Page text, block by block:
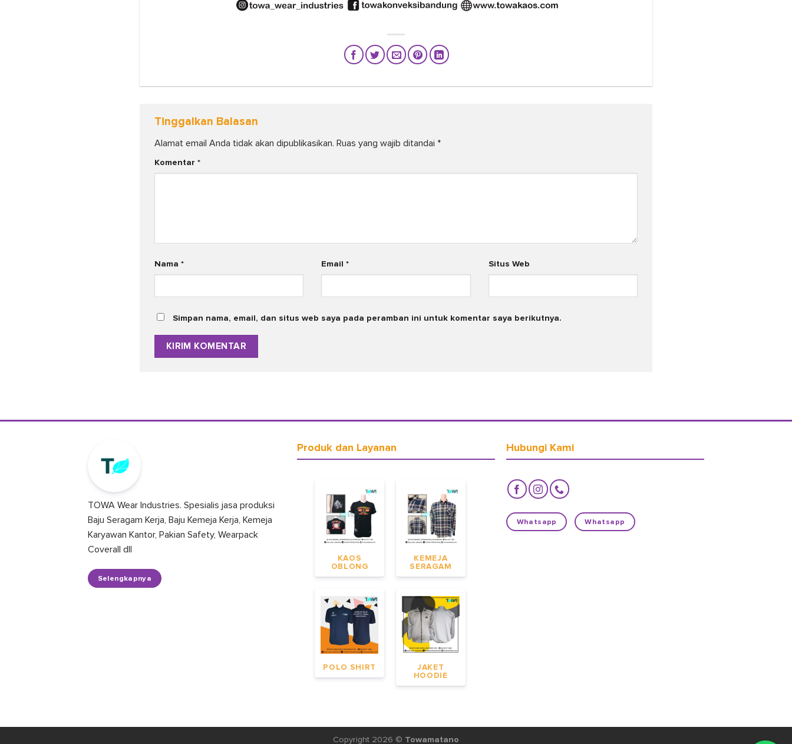
Tinggalkan Balasan
Alamat email Anda tidak akan dipublikasikan. Ruas yang wajib ditandai *
Komentar *
Nama * Email* Situs Web
Simpan nama, email, dan situs web saya pada peramban ini untuk komentar saya berikutnya.
TOWA Wear Industries. Spesialis jasa produksi
Baju Seragam Kerja, Baju Kemeja Kerja, Kemeja
Karyawan Kantor, Pakian Safety, Wearpack
Coverall dll
Selengkapnya
Produk dan Layanan
KAOS
OBLONG
KEMEJA
SERAGAM
POLO SHIRT
JAKET
HOODIE
Hubungi Kami
Whatsapp Whatsapp
Copyright 2026 © Towamatano